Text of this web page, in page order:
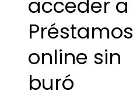
acceder a
Préstamos
online sin
buró